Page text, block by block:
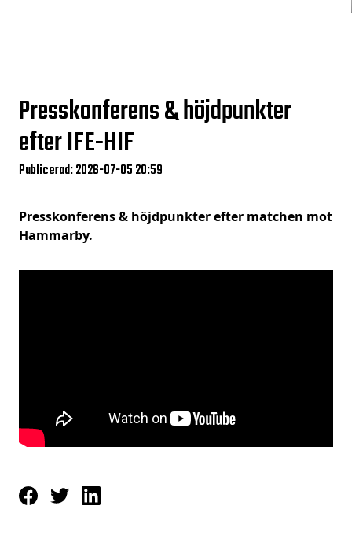
Presskonferens & höjdpunkter
efter IFE-HIF
Publicerad: 2026-07-05 20:59
Presskonferens & höjdpunkter efter matchen mot
Hammarby.